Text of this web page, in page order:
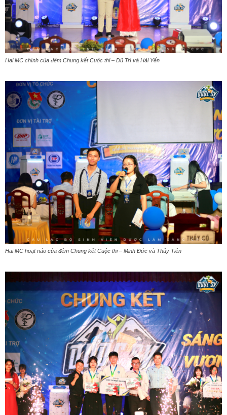
Hai MC chính của đêm Chung kết Cuộc thi – Dũ Trí và Hải Yến
Hai MC hoạt náo của đêm Chung kết Cuộc thi – Minh Đức và Thủy Tiên